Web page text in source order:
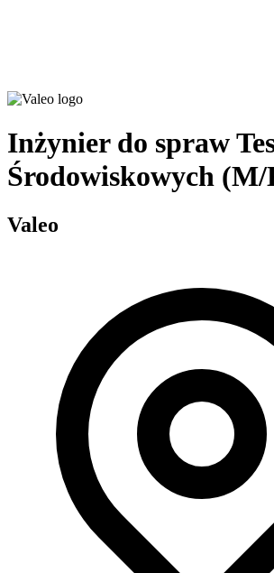
Inżynier do spraw
Środowiskowych
Valeo